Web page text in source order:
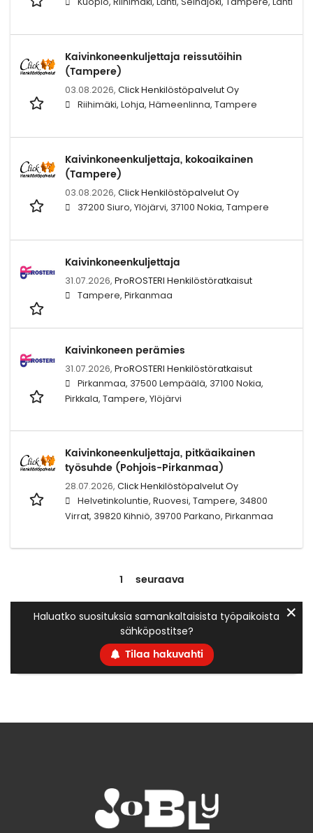
Kaivinkoneenkuljettaja reissutöihin
(Tampere)
03.08.2026, Click Henkilöstöpalvelut Oy
Riihimäki, Lohja, Hämeenlinna, Tampere
Kaivinkoneenkuljettaja, kokoaikainen
(Tampere)
03.08.2026, Click Henkilöstöpalvelut Oy
37200 Siuro, Ylöjärvi, 37100 Nokia, Tampere
Kaivinkoneenkuljettaja
31.07.2026, ProROSTERI Henkilöstöratkaisut
Tampere, Pirkanmaa
Kaivinkoneen perämies
31.07.2026, ProROSTERI Henkilöstöratkaisut
Pirkanmaa, 37500 Lempäälä, 37100 Nokia,
Pirkkala, Tampere, Ylöjärvi
Kaivinkoneenkuljettaja, pitkäaikainen
työsuhde (Pohjois-Pirkanmaa)
28.07.2026, Click Henkilöstöpalvelut Oy
Helvetinkoluntie, Ruovesi, Tampere, 34800
Virrat, 39820 Kihniö, 39700 Parkano, Pirkanmaa
1 seuraava
Haluatko suosituksia samankaltaisista työpaikoista
sähköpostitse?
Tilaa hakuvahti
✕